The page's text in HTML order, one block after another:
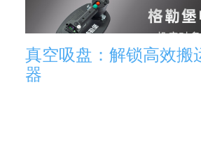
真空吸盘：解锁高效搬
器